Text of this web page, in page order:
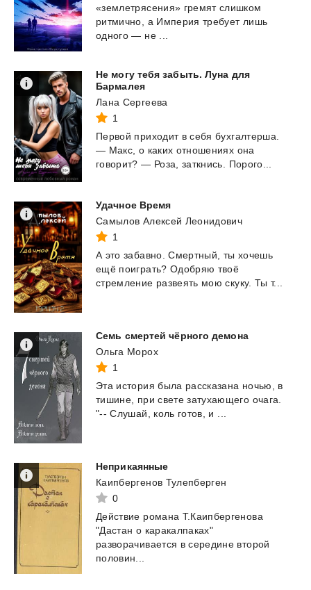
«землетрясения» гремят слишком
ритмично, а Империя требует лишь
одного — не ...
Не могу тебя забыть. Луна для
Бармалея
Лана Сергеева
1
Первой приходит в себя бухгалтерша.
— Макс, о каких отношениях она
говорит? — Роза, заткнись. Порого...
Удачное Время
Самылов Алексей Леонидович
1
А это забавно. Смертный, ты хочешь
ещё поиграть? Одобряю твоё
стремление развеять мою скуку. Ты т...
Семь смертей чёрного демона
Ольга Морох
1
Эта история была рассказана ночью,
в
тишине,
при свете затухающего очага.
"-- Слушай, коль готов, и
Неприкаянные
Каипбергенов Тулепберген
0
Действие романа Т.Каипбергенова
"Дастан о каракалпаках"
разворачивается в середине второй
половин...